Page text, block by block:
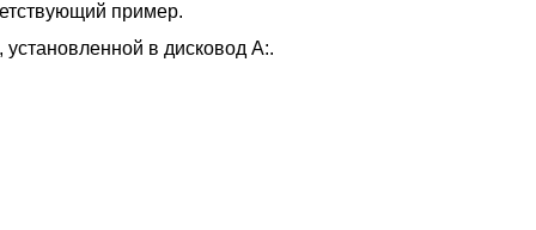
пример.
в дисковод А:.